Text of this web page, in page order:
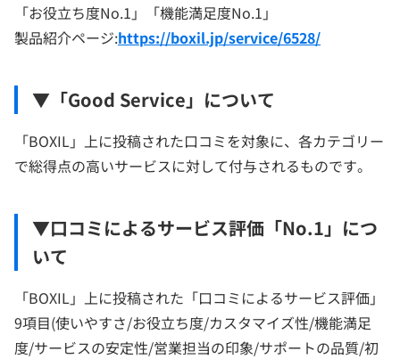
「お役立ち度No.1」「機能満足度No.1」
製品紹介ページ:https://boxil.jp/service/6528/
▼「Good Service」について
「BOXIL」上に投稿された口コミを対象に、各カテゴリー
で総得点の高いサービスに対して付与されるものです。
▼口コミによるサービス評価「No.1」につ
いて
「BOXIL」上に投稿された「口コミによるサービス評価」
9項目(使いやすさ/お役立ち度/カスタマイズ性/機能満足
度/サービスの安定性/営業担当の印象/サポートの品質/初